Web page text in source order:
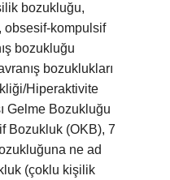
bozukluğu,
obsesif-kompulsif
bozukluğu
bozuklukları
Hiperaktivite
Gelme Bozukluğu
Bozukluk (OKB), 7
ne ad
(çoklu kişilik